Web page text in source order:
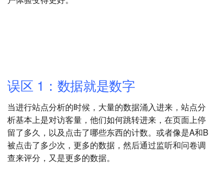
误区 1：数据就是数字
当进行站点分析的时候，大量的数据涌入进来，站点分
析基本上是对访客量，他们如何跳转进来，在页面上停
留了多久，以及点击了哪些东西的计数。或者像是A和B
被点击了多少次，更多的数据，然后通过监听和问卷调
查来评分，又是更多的数据。